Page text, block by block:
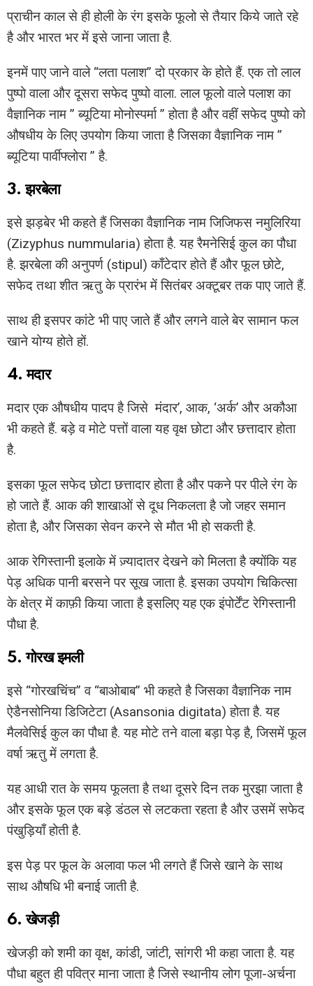
प्राचीन काल से ही होली के रंग इसके फूलो से तैयार किये जाते रहे
है और भारत भर में इसे जाना जाता है.
इनमें पाए जाने वाले “लता पलाश” दो प्रकार के होते हैं. एक तो लाल
पुष्पो वाला और दूसरा सफेद पुष्पो वाला. लाल फूलो वाले पलाश का
वैज्ञानिक नाम ” ब्यूटिया मोनोस्पर्मा ” होता है और वहीं सफेद पुष्पो को
औषधीय के लिए उपयोग किया जाता है जिसका वैज्ञानिक नाम ”
ब्यूटिया पार्वीफ्लोरा ” है.
3. झरबेला
इसे झड़बेर भी कहते हैं जिसका वैज्ञानिक नाम जिजिफस नमुलिरिया
(Zizyphus nummularia) होता है. यह रैमनेसिई कुल का पौधा
है. झरबेला की अनुपर्ण (stipul) काँटेदार होते हैं और फूल छोटे,
सफेद तथा शीत ऋतु के प्रारंभ में सितंबर अक्टूबर तक पाए जाते हैं.
साथ ही इसपर कांटे भी पाए जाते हैं और लगने वाले बेर सामान फल
खाने योग्य होते हों.
4. मदार
मदार एक औषधीय पादप है जिसे मंदार’, आक, ‘अर्क’ और अकौआ
भी कहते हैं. बड़े व मोटे पत्तों वाला यह वृक्ष छोटा और छत्तादार होता
है.
इसका फूल सफेद छोटा छत्तादार होता है और पकने पर पीले रंग के
हो जाते हैं. आक की शाखाओं से दूध निकलता है जो जहर समान
होता है, और जिसका सेवन करने से मौत भी हो सकती है.
आक रेगिस्तानी इलाके में ज़्यादातर देखने को मिलता है क्योंकि यह
पेड़ अधिक पानी बरसने पर सूख जाता है. इसका उपयोग चिकित्सा
के क्षेत्र में काफ़ी किया जाता है इसलिए यह एक इंपोर्टेंट रेगिस्तानी
पौधा है.
5. गोरख इमली
इसे “गोरखचिंच” व “बाओबाब” भी कहते है जिसका वैज्ञानिक नाम
ऐडैनसोनिया डिजिटेटा (Asansonia digitata) होता है. यह
मैलवेसिई कुल का पौधा है. यह मोटे तने वाला बड़ा पेड़ है, जिसमें फूल
वर्षा ऋतु में लगता है.
यह आधी रात के समय फूलता है तथा दूसरे दिन तक मुरझा जाता है
और इसके फूल एक बड़े डंठल से लटकता रहता है और उसमें सफेद
पंखुड़ियाँ होती है.
इस पेड़ पर फूल के अलावा फल भी लगते हैं जिसे खाने के साथ
साथ औषधि भी बनाई जाती है.
6. खेजड़ी
खेजड़ी को शमी का वृक्ष, कांडी, जांटी, सांगरी भी कहा जाता है. यह
पौधा बहुत ही पवित्र माना जाता है जिसे स्थानीय लोग पूजा-अर्चना